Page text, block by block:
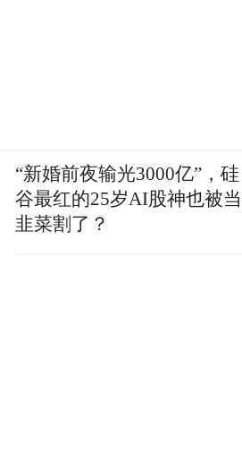
“新婚前夜输光3000亿”，硅
谷最红的25岁AI股神也被当
韭菜割了？